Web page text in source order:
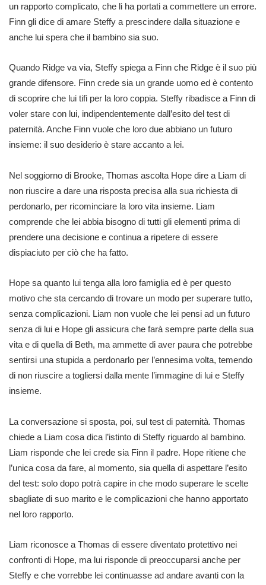
un rapporto complicato, che li ha portati a commettere un errore.
Finn gli dice di amare Steffy a prescindere dalla situazione e
anche lui spera che il bambino sia suo.
Quando Ridge va via, Steffy spiega a Finn che Ridge è il suo più
grande difensore. Finn crede sia un grande uomo ed è contento
di scoprire che lui tifi per la loro coppia. Steffy ribadisce a Finn di
voler stare con lui, indipendentemente dall’esito del test di
paternità. Anche Finn vuole che loro due abbiano un futuro
insieme: il suo desiderio è stare accanto a lei.
Nel soggiorno di Brooke, Thomas ascolta Hope dire a Liam di
non riuscire a dare una risposta precisa alla sua richiesta di
perdonarlo, per ricominciare la loro vita insieme. Liam
comprende che lei abbia bisogno di tutti gli elementi prima di
prendere una decisione e continua a ripetere di essere
dispiaciuto per ciò che ha fatto.
Hope sa quanto lui tenga alla loro famiglia ed è per questo
motivo che sta cercando di trovare un modo per superare tutto,
senza complicazioni. Liam non vuole che lei pensi ad un futuro
senza di lui e Hope gli assicura che farà sempre parte della sua
vita e di quella di Beth, ma ammette di aver paura che potrebbe
sentirsi una stupida a perdonarlo per l’ennesima volta, temendo
di non riuscire a togliersi dalla mente l’immagine di lui e Steffy
insieme.
La conversazione si sposta, poi, sul test di paternità. Thomas
chiede a Liam cosa dica l’istinto di Steffy riguardo al bambino.
Liam risponde che lei crede sia Finn il padre. Hope ritiene che
l’unica cosa da fare, al momento, sia quella di aspettare l’esito
del test: solo dopo potrà capire in che modo superare le scelte
sbagliate di suo marito e le complicazioni che hanno apportato
nel loro rapporto.
Liam riconosce a Thomas di essere diventato protettivo nei
confronti di Hope, ma lui risponde di preoccuparsi anche per
Steffy e che vorrebbe lei continuasse ad andare avanti con la